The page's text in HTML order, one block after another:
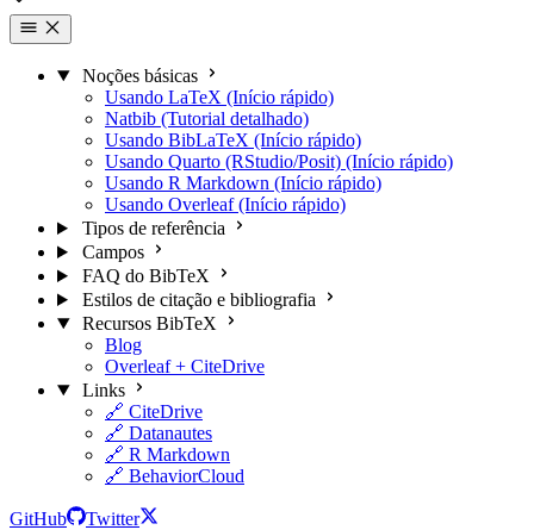
Noções básicas
Usando LaTeX (Início rápido)
Natbib (Tutorial detalhado)
Usando BibLaTeX (Início rápido)
Usando Quarto (RStudio/Posit) (Início rápido)
Usando R Markdown (Início rápido)
Usando Overleaf (Início rápido)
Tipos de referência
Campos
FAQ do BibTeX
Estilos de citação e bibliografia
Recursos BibTeX
Blog
Overleaf + CiteDrive
Links
🔗 CiteDrive
🔗 Datanautes
🔗 R Markdown
🔗 BehaviorCloud
GitHub
Twitter